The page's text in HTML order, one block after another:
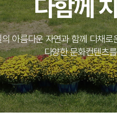
다함께
아름다운 자연과 함께 다채
다양한 문화컨텐츠